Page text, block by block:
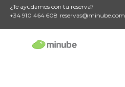
¿Te ayudamos con tu reserva?
+34 910 464 608 reservas@minube.com